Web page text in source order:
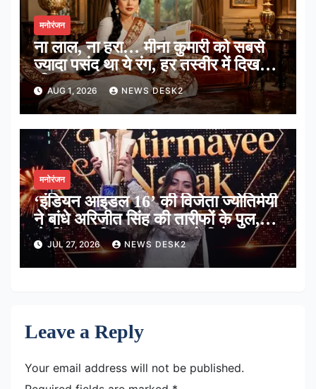
मनोरंजन
ना लाल, ना हरा… मीना कुमारी को सबसे
ज्यादा पसंद था ये रंग, हर तस्वीर में दिखती
थी झलक
AUG 1, 2026 NEWS DESK2
मनोरंजन
‘इंडियन आइडल 16’ की विजेता ज्योतिर्मयी
ने बांधे अरिजीत सिंह की तारीफों के पुल,
बोलीं-‘उनकी आवाज सुकून देती है’
JUL 27, 2026 NEWS DESK2
Leave a Reply
Your email address will not be published.